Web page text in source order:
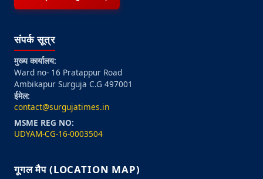
संपर्क सूत्र
मुख्य कार्यालय:
Ward no- 16 Pratappur Road
Ambikapur Surguja C.G 497001
ईमेल:
contact@surgujatimes.in
MSME REG NO:
UDYAM-CG-16-0003504
गूगल मैप (LOCATION MAP)